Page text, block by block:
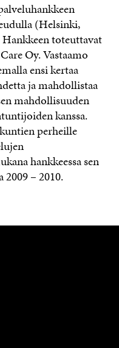
(Helsinki,
toteuttavat
Oy. Vastaamo
ensi kertaa
ja mahdollistaa
mahdollisuuden
kanssa.
perheille
hankkeessa sen
2009 – 2010.